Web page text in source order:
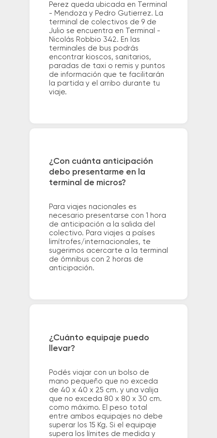
Perez queda ubicada en Terminal
- Mendoza y Pedro Gutierrez. La
terminal de colectivos de 9 de
Julio se encuentra en Terminal -
Nicolás Robbio 342. En las
terminales de bus podrás
encontrar kioscos, sanitarios,
paradas de taxi o remis y puntos
de información que te facilitarán
la partida y el arribo durante tu
viaje.
¿Con cuánta anticipación
debo presentarme en la
terminal de micros?
Para viajes nacionales es
necesario presentarse con 1 hora
de anticipación a la salida del
colectivo. Para viajes a países
limítrofes/internacionales, te
sugerimos acercarte a la terminal
de ómnibus con 2 horas de
anticipación.
¿Cuánto equipaje puedo
llevar?
Podés viajar con un bolso de
mano pequeño que no exceda
de 40 x 40 x 25 cm. y una valija
que no exceda 80 x 80 x 30 cm.
como máximo. El peso total
entre ambos equipajes no debe
superar los 15 Kg. Si el equipaje
supera los límites de medida y